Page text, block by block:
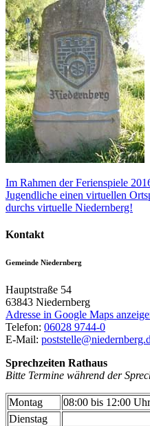
Im Rahmen der Ferienspiele
Jugendliche einen virtuellen
durchs virtuelle Niedernberg!
Kontakt
Gemeinde Niedernberg
Hauptstraße 54
63843 Niedernberg
Adresse in Google Maps
Telefon: 06028 9744-0
E-Mail:
Sprechzeiten Rathaus
Bitte Termine während der
Montag
08:00 bis 12:00 Uhr
Dienstag